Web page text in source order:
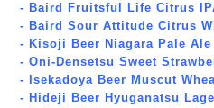
- Baird Fruitsful Life Citrus
- Baird Sour Attitude Citrus
- Kisoji Beer Niagara Pale Ale
- Oni-Densetsu Sweet
- Isekadoya Beer Muscut
- Hideji Beer Hyuganatsu